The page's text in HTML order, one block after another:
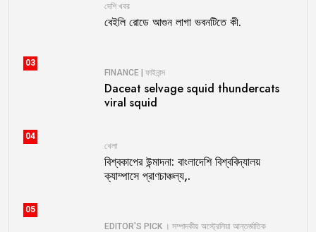
দেশি খবর
বেইলি রোডে আগুন লাগা ভবনটিতে কী.
03
FINANCE | ফাইনান্স
Daceat selvage squid thundercats
viral squid
04
খেলা
বিশ্বকাপের উন্মাদনা: বাংলাদেশি বিশ্ববিদ্যালয়
ক্যাম্পাসে প্রাণচাঞ্চল্য,.
05
EDITOR'S PICK । সম্পাদকীয় অস্ট্রেলিয়া আন্তর্জাতিক